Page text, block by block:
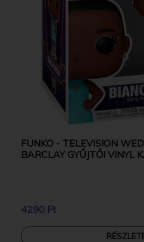
FUNKO - TELEVISION
BARCLAY GYŰJTŐI VINYL
4290 Ft